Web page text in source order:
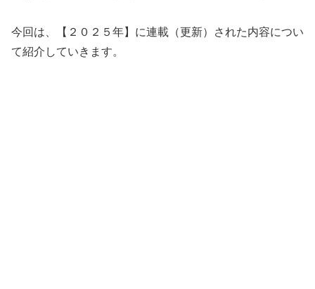
今回は、【２０２５年】に連載（更新）された内容につい
て紹介していきます。